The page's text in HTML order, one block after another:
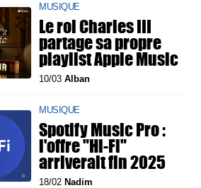
MUSIQUE
Le roi Charles III
partage sa propre
playlist Apple Music
10/03Alban
MUSIQUE
Spotify Music Pro :
l'offre "Hi-Fi"
arriverait fin 2025
18/02 Nadim